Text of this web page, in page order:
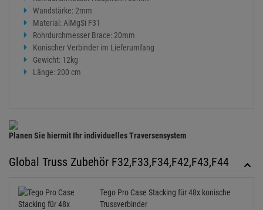
Wandstärke: 2mm
Material: AlMgSi F31
Rohrdurchmesser Brace: 20mm
Konischer Verbinder im Lieferumfang
Gewicht: 12kg
Länge: 200 cm
Planen Sie hiermit Ihr individuelles Traversensystem
Global Truss Zubehör F32,F33,F34,F42,F43,F44
Tego Pro Case Stacking für 48x konische
Trussverbinder